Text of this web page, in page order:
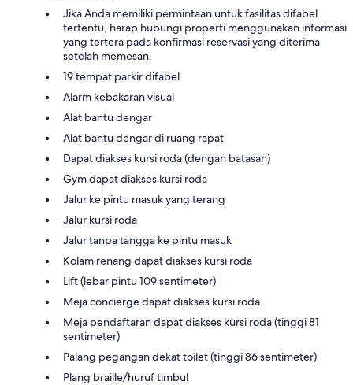
Jika Anda memiliki permintaan untuk fasilitas difabel
tertentu, harap hubungi properti menggunakan informasi
yang tertera pada konfirmasi reservasi yang diterima
setelah memesan.
19 tempat parkir difabel
Alarm kebakaran visual
Alat bantu dengar
Alat bantu dengar di ruang rapat
Dapat diakses kursi roda (dengan batasan)
Gym dapat diakses kursi roda
Jalur ke pintu masuk yang terang
Jalur kursi roda
Jalur tanpa tangga ke pintu masuk
Kolam renang dapat diakses kursi roda
Lift (lebar pintu 109 sentimeter)
Meja concierge dapat diakses kursi roda
Meja pendaftaran dapat diakses kursi roda (tinggi 81
sentimeter)
Palang pegangan dekat toilet (tinggi 86 sentimeter)
Plang braille/huruf timbul